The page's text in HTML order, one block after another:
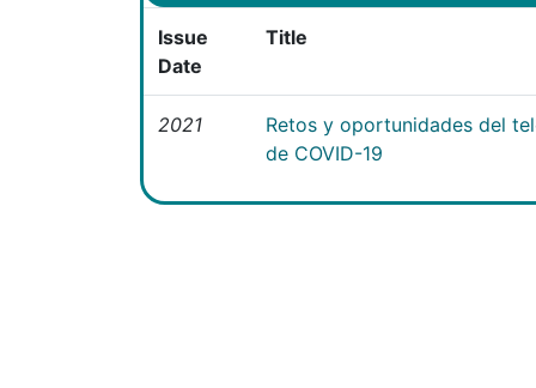
Issue
Date
Title
2021
Retos y oportunidades del
de COVID-19